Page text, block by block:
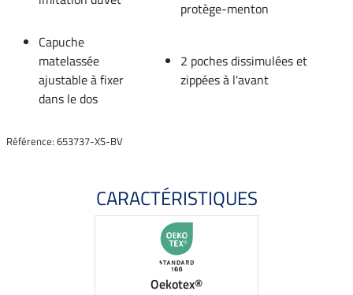
protège-menton
Capuche
matelassée
ajustable à fixer
dans le dos
2 poches dissimulées et
zippées à l'avant
Référence: 653737-XS-BV
CARACTÉRISTIQUES
Oekotex®